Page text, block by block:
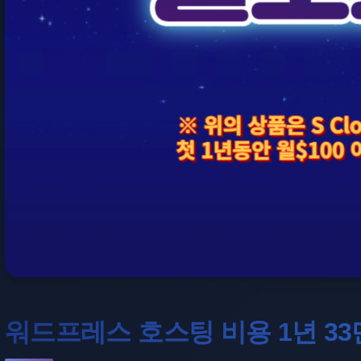
워드프레스 호스팅 비용 1년 33